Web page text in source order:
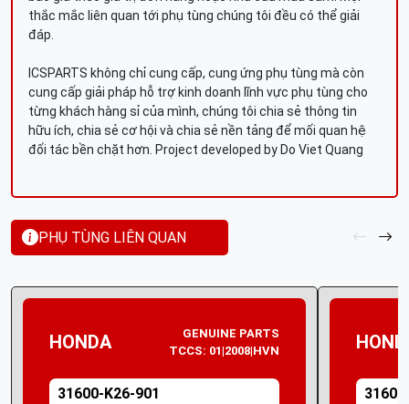
thắc mắc liên quan tới phụ tùng chúng tôi đều có thể giải
đáp.
ICSPARTS không chỉ cung cấp, cung ứng phụ tùng mà còn
cung cấp giải pháp hỗ trợ kinh doanh lĩnh vực phụ tùng cho
từng khách hàng sỉ của mình, chúng tôi chia sẻ thông tin
hữu ích, chia sẻ cơ hội và chia sẻ nền tảng để mối quan hệ
đối tác bền chặt hơn. Project developed by Do Viet Quang
PHỤ TÙNG LIÊN QUAN
HONDA
GENUINE PARTS
TCCS: 01|2008|HVN
31600-K26-901